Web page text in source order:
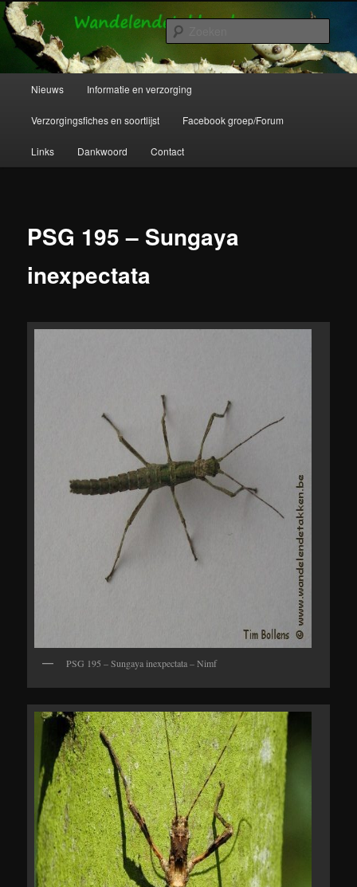
Spring
naar
primaire
inhoudWandelende Takken en Wandelende
Bladeren
Wandelende takken en wandelende bladeren info en verzorging.
Nieuws Informatie en verzorging
Verzorgingsfiches en soortlijst Facebook groep/Forum
Links Dankwoord Contact
PSG 195 – Sungaya
inexpectata
PSG 195 – Sungaya inexpectata – Nimf